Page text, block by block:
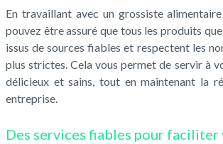
En travaillant avec un grossiste
pouvez être assuré que tous les produits
issus de sources fiables et respectent les
plus strictes. Cela vous permet de servir à
délicieux et sains, tout en maintenant la
entreprise.
Des services fiables pour faciliter